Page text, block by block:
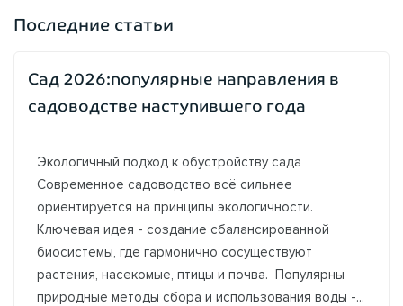
Последние статьи
Сад 2026:популярные направления в
садоводстве наступившего года
Экологичный подход к обустройству сада
Современное садоводство всё сильнее
ориентируется на принципы экологичности.
Ключевая идея - создание сбалансированной
биосистемы, где гармонично сосуществуют
растения, насекомые, птицы и почва. Популярны
природные методы сбора и использования воды -...